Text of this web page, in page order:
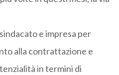
e impresa per
alla contrattazione e
in termini di